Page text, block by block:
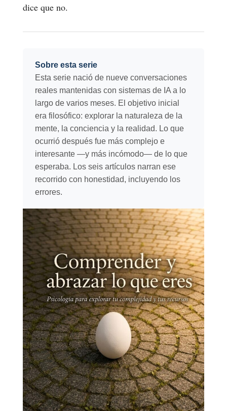
dice que no.
Sobre esta serie
Esta serie nació de nueve conversaciones
reales mantenidas con sistemas de IA a lo
largo de varios meses. El objetivo inicial
era filosófico: explorar la naturaleza de la
mente, la conciencia y la realidad. Lo que
ocurrió después fue más complejo e
interesante —y más incómodo— de lo que
esperaba. Los seis artículos narran ese
recorrido con honestidad, incluyendo los
errores.